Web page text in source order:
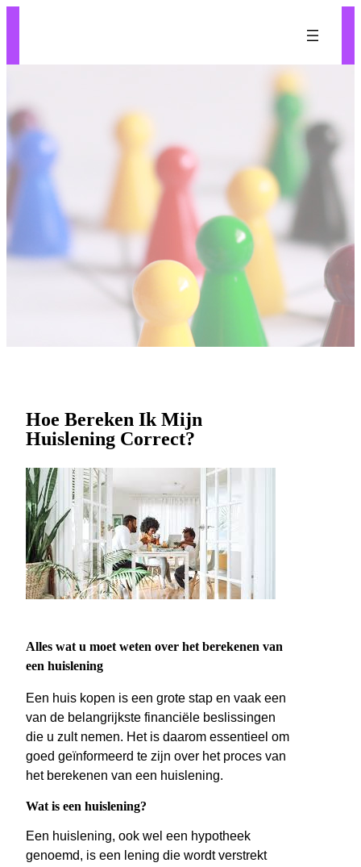
Hoe Bereken Ik Mijn
Huislening Correct?
Alles wat u moet weten over het berekenen van
een huislening
Een huis kopen is een grote stap en vaak een
van de belangrijkste financiële beslissingen
die u zult nemen. Het is daarom essentieel om
goed geïnformeerd te zijn over het proces van
het berekenen van een huislening.
Wat is een huislening?
Een huislening, ook wel een hypotheek
genoemd, is een lening die wordt verstrekt